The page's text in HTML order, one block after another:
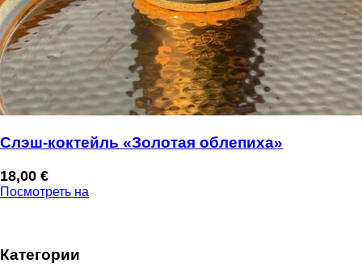
Слэш-коктейль «Золотая облепиха»
18,00 €
Посмотреть на
Категории